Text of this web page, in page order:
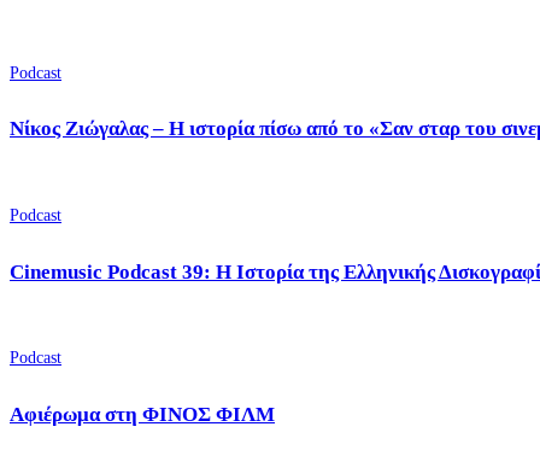
Podcast
Νίκος Ζιώγαλας – Η ιστορία πίσω από το «Σαν σταρ του
Podcast
Cinemusic Podcast 39: Η Ιστορία της Ελληνικής
Podcast
Αφιέρωμα στη ΦΙΝΟΣ ΦΙΛΜ